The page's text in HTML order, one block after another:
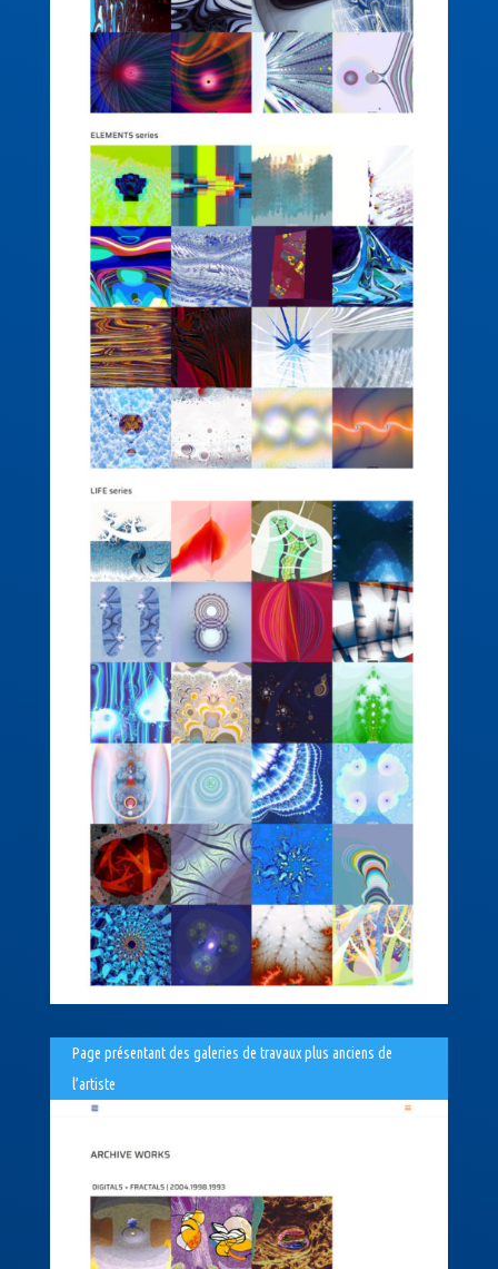
Page présentant des galeries de travaux plus anciens de
l’artiste